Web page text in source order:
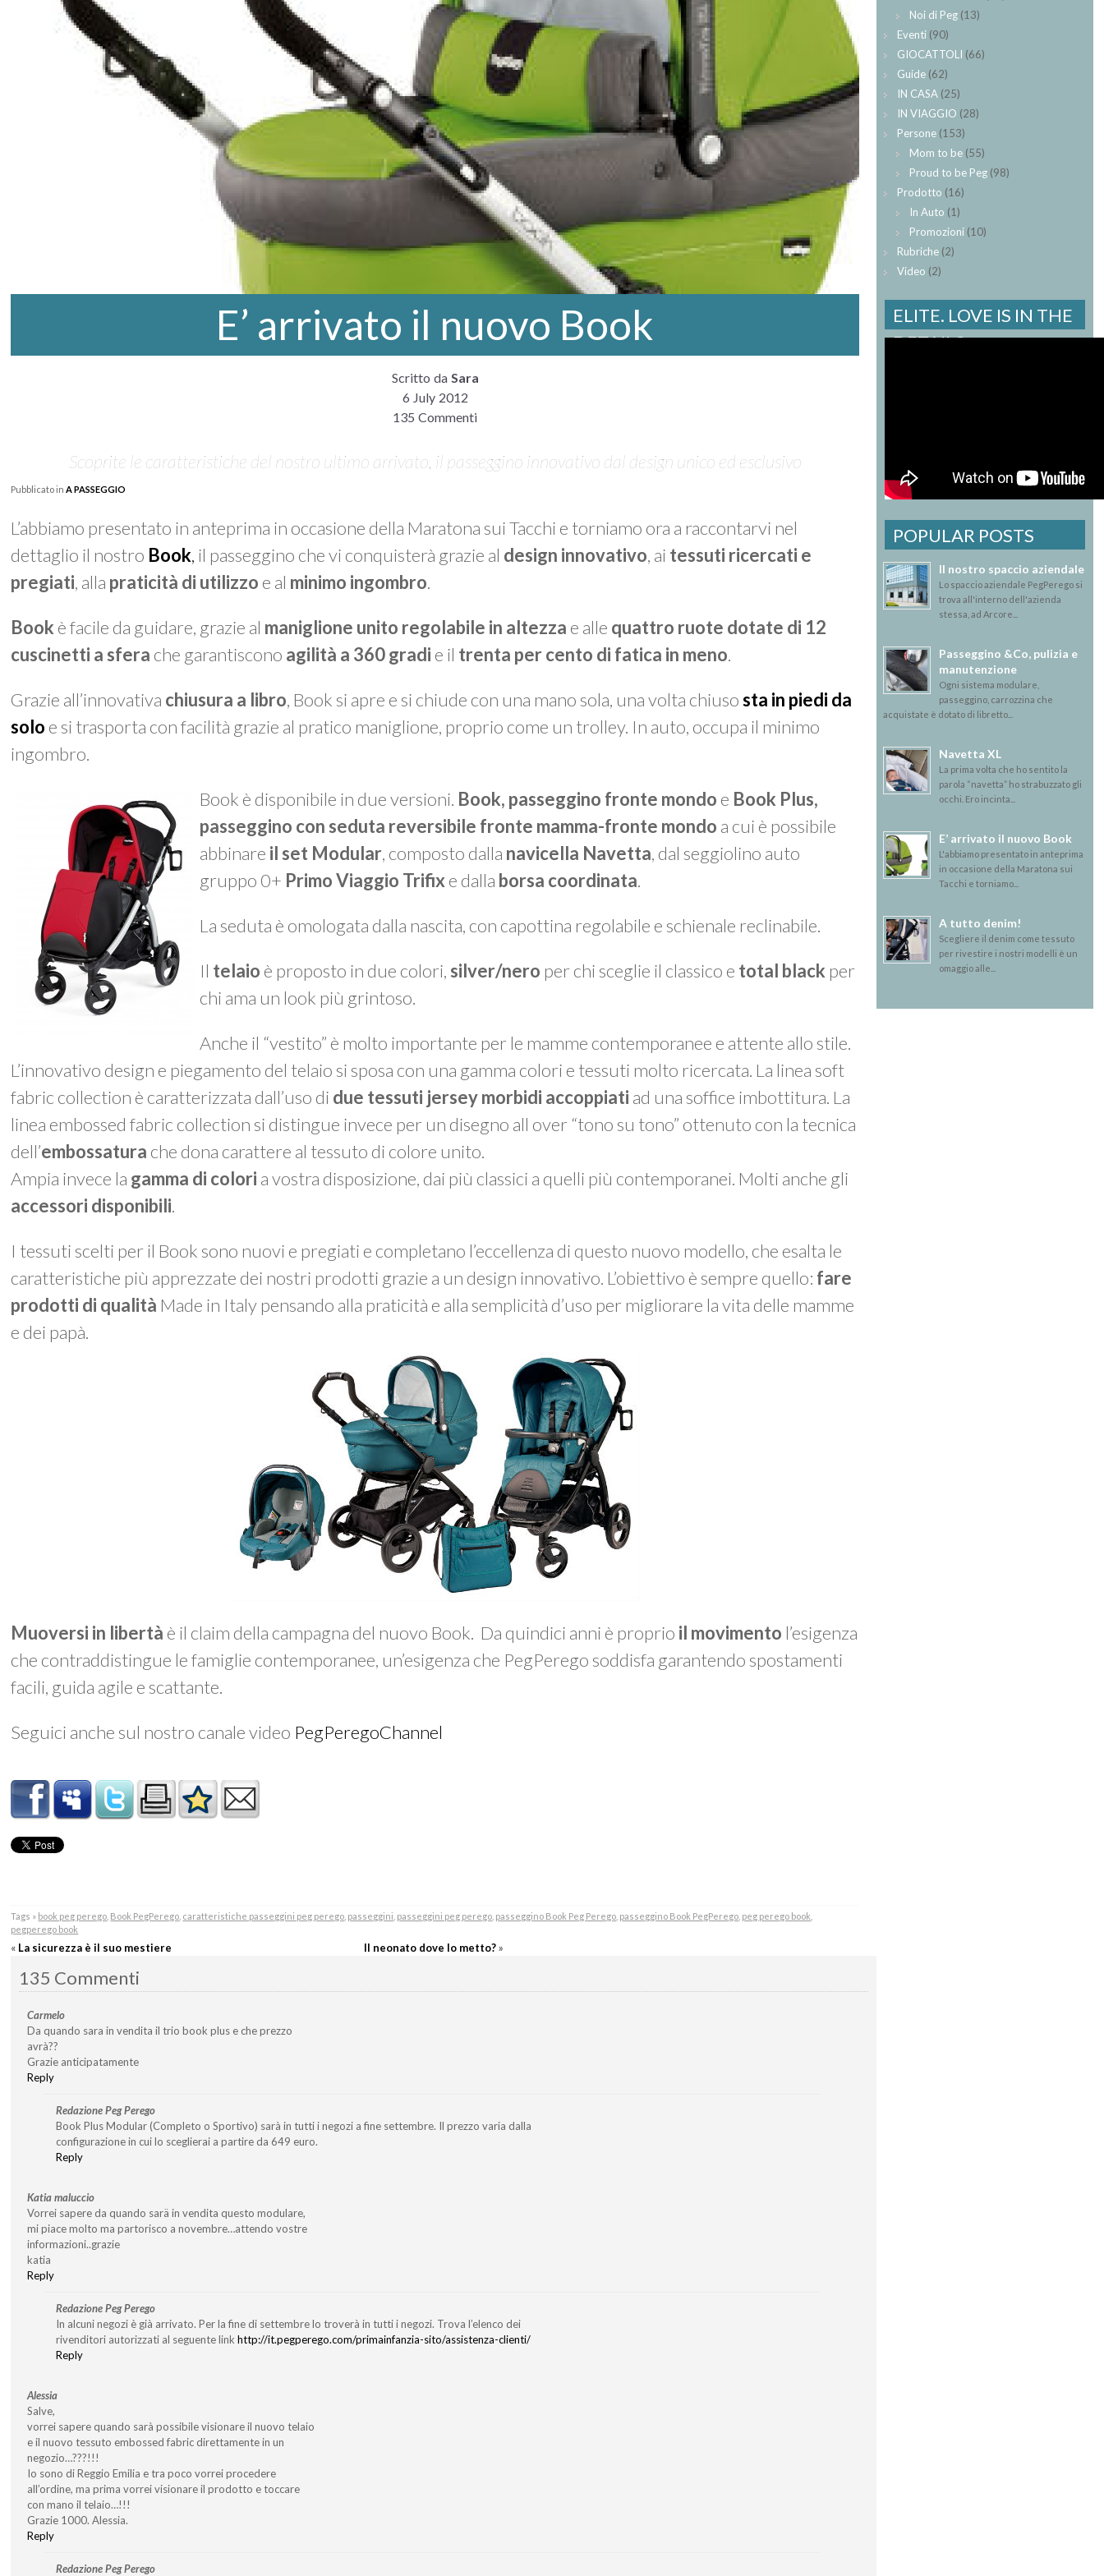
E’ arrivato il nuovo Book
Scritto da Sara
6 July 2012
135 Commenti
Scoprite le caratteristiche del nostro ultimo arrivato, il passeggino innovativo dal design unico ed esclusivo
Pubblicato inA PASSEGGIO
L’abbiamo presentato in anteprima in occasione della Maratona sui Tacchi e torniamo ora a raccontarvi nel
dettaglio il nostro Book, il passeggino che vi conquisterà grazie al design innovativo, ai tessuti ricercati e
pregiati, alla praticità di utilizzo e al minimo ingombro.
Book è facile da guidare, grazie al maniglione unito regolabile in altezza e alle quattro ruote dotate di 12
cuscinetti a sfera che garantiscono agilità a 360 gradi e il trenta per cento di fatica in meno.
Grazie all’innovativa chiusura a libro, Book si apre e si chiude con una mano sola, una volta chiusosta in piedi da
solo e si trasporta con facilità grazie al pratico maniglione, proprio come un trolley. In auto, occupa il minimo
ingombro.
Book è disponibile in due versioni. Book, passeggino fronte mondo e Book Plus,
passeggino con seduta reversibile fronte mamma-fronte mondo a cui è possibile
abbinare il set Modular, composto dalla navicella Navetta, dal seggiolino auto
gruppo 0+ Primo Viaggio Trifixe dalla borsa coordinata.
La seduta è omologata dalla nascita, con capottina regolabile e schienale reclinabile.
Il telaio è proposto in due colori, silver/nero per chi sceglie il classico e total black per
chi ama un look più grintoso.
Anche il “vestito” è molto importante per le mamme contemporanee e attente allo stile.
L’innovativo design e piegamento del telaio si sposa con una gamma colori e tessuti molto ricercata. La linea soft
fabric collection è caratterizzata dall’uso di due tessuti jersey morbidi accoppiati ad una soffice imbottitura. La
linea embossed fabric collection si distingue invece per un disegno all over “tono su tono” ottenuto con la tecnica
dell’embossatura che dona carattere al tessuto di colore unito.
Ampia invece la gamma di colori a vostra disposizione, dai più classici a quelli più contemporanei. Molti anche gli
accessori disponibili.
I tessuti scelti per il Book sono nuovi e pregiati e completano l’eccellenza di questo nuovo modello, che esalta le
caratteristiche più apprezzate dei nostri prodotti grazie a un design innovativo. L’obiettivo è sempre quello: fare
prodotti di qualità Made in Italy pensando alla praticità e alla semplicità d’uso per migliorare la vita delle mamme
e dei papà.
Muoversi in libertà è il claim della campagna del nuovo Book. Da quindici anni è proprio il movimento l’esigenza
che contraddistingue le famiglie contemporanee, un’esigenza che PegPerego soddisfa garantendo spostamenti
facili, guida agile e scattante.
Seguici anche sul nostro canale video PegPeregoChannel
Tags » book peg perego Book PegPerego caratteristiche passeggini peg perego passeggini passeggini peg perego passeggino Book Peg Perego passeggino Book PegPerego peg perego book
pegperego book
« La sicurezza è il suo mestiere Il neonato dove lo metto?»
135 Commenti
Carmelo
Da quando sara in vendita il trio book plus e che prezzo
avrà??
Grazie anticipatamente
Reply
Redazione Peg Perego
Book Plus Modular (Completo o Sportivo) sarà in tutti i negozi a fine settembre. Il prezzo varia dalla
configurazione in cui lo sceglierai a partire da 649 euro.
Reply
Katia maluccio
Vorrei sapere da quando sarä in vendita questo modulare,
mi piace molto ma partorisco a novembre…attendo vostre
informazioni..grazie
katia
Reply
Redazione Peg Perego
In alcuni negozi è già arrivato. Per la fine di settembre lo troverà in tutti i negozi. Trova l’elenco dei
rivenditori autorizzati al seguente linkhttp://it.pegperego.com/primainfanzia-sito/assistenza-clienti/
Reply
Alessia
Salve,
vorrei sapere quando sarà possibile visionare il nuovo telaio
e il nuovo tessuto embossed fabric direttamente in un
negozio…???!!!
Io sono di Reggio Emilia e tra poco vorrei procedere
all’ordine, ma prima vorrei visionare il prodotto e toccare
con mano il telaio…!!!
Grazie 1000. Alessia.
Reply
Redazione Peg Perego
Noi di Peg (13)
Eventi (90)
GIOCATTOLI (66)
Guide (62)
IN CASA (25)
IN VIAGGIO (28)
Persone (153)
Mom to be (55)
Proud to be Peg (98)
Prodotto (16)
In Auto (1)
Promozioni (10)
Rubriche (2)
Video (2)
ELITE. LOVE IS IN THE
DETAILS.
POPULAR POSTS
Il nostro spaccio aziendale
Lo spaccio aziendale PegPerego si
trova all'interno dell'azienda
stessa, ad Arcore...
Passeggino &Co, pulizia e
manutenzione
Ogni sistema modulare,
passeggino, carrozzina che
acquistate è dotato di libretto...
Navetta XL
La prima volta che ho sentito la
parola “navetta” ho strabuzzato gli
occhi. Ero incinta...
E’ arrivato il nuovo Book
L'abbiamo presentato in anteprima
in occasione della Maratona sui
Tacchi e torniamo...
A tutto denim!
Scegliere il denim come tessuto
per rivestire i nostri modelli è un
omaggio alle...